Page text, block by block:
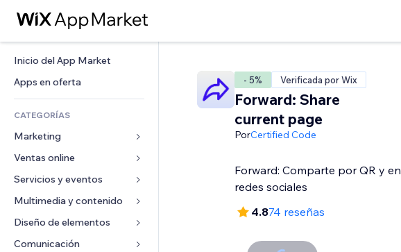
Inicio del App Market
Apps en oferta
CATEGORÍAS
Marketing
Anuncios
Móvil
Analíticas
Ventas online
Apps para tiendas
Envíos y entregas
Botones de venta
Servicios y eventos
Hoteles
Eventos
Restaurantes
Multimedia y contenido
Galerías
Música
Diseño de elementos
Mapas y navegación
- 5% Verificada por Wix
Forward: Share
current page
PorCertified Code
Forward: Comparte por QR y en
redes sociales
4.874 reseñas